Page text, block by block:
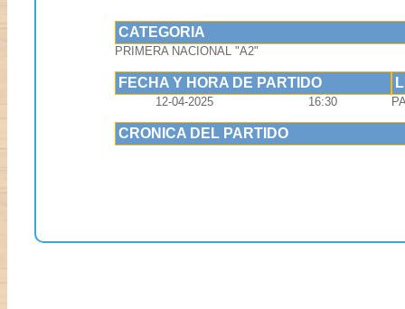
CATEGORIA
PRIMERA NACIONAL "A2"
FECHA Y HORA DE PARTIDO
12-04-2025 16:30
CRONICA DEL PARTIDO